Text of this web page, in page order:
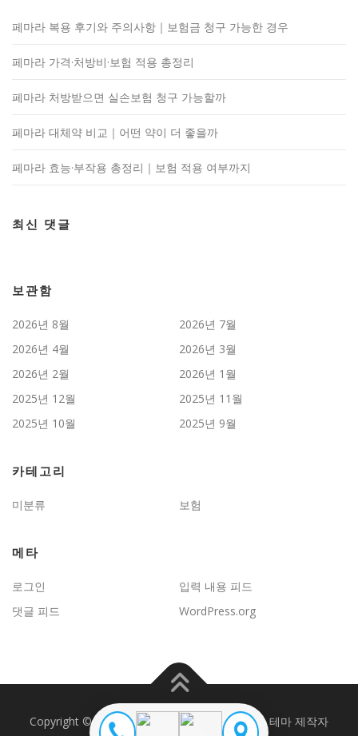
페마라 복용 후기와 주의사항｜보험금 청구 가능한 경우
페마라 가격·처방비·보험 적용 총정리
페마라 처방받으면 실손보험 청구 가능할까
페마라 대체약 비교｜어떤 약이 더 좋을까
페마라 효능·부작용 총정리｜보험 적용 여부까지
최신 댓글
보관함
2026년 8월
2026년 7월
2026년 4월
2026년 3월
2026년 2월
2026년 1월
2025년 12월
2025년 11월
2025년 10월
2025년 9월
카테고리
미분류 보험
메타
로그인
입력 내용 피드
댓글 피드
WordPress.org
Copyright © 2026 JD보험문제연구 OnePress테마 제작자